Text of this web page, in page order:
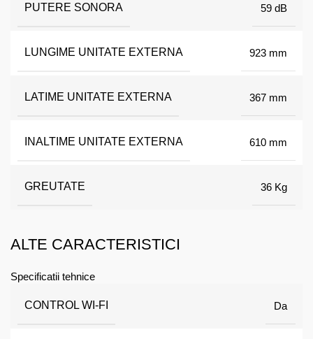
PUTERE SONORA 59 dB
LUNGIME UNITATE EXTERNA 923 mm
LATIME UNITATE EXTERNA 367 mm
INALTIME UNITATE EXTERNA 610 mm
GREUTATE 36 Kg
ALTE CARACTERISTICI
Specificatii tehnice
CONTROL WI-FI Da